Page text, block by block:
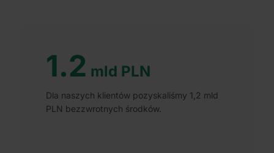
1.2 mld PLN
Dla naszych klientów pozyskaliśmy 1,2 mld
PLN bezzwrotnych środków.